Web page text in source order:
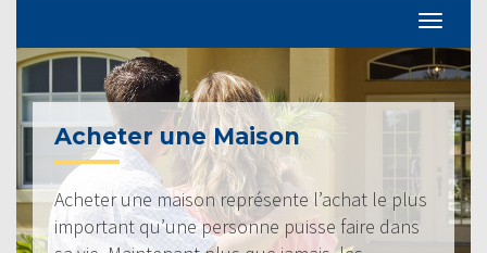
Acheter une Maison
Acheter une maison représente l’achat le plus
important qu’une personne puisse faire dans